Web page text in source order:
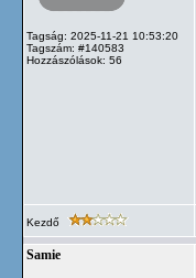
Tagság: 2025-11-21 10:53:20
Tagszám: #140583
Hozzászólások: 56
Kezdő
Samie